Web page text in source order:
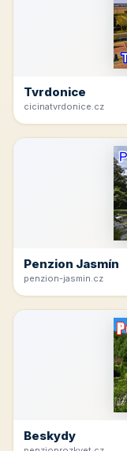
Tvrdonice
cicinatvrdonice.cz
Penzion Jasmín
penzion-jasmin.cz
Beskydy